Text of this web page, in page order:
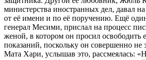
министерства иностранных дел, давал
от её имени и по её поручению. Ещё
генерал Месими, прислал на процесс
женой, в котором он просил освободить
показаний, поскольку он совершенно не
Мата Хари, услышав это, рассмеялась: